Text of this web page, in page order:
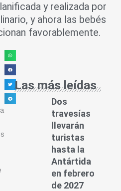
y realizada por
y ahora las bebés
favorablemente.
Las más leídas
Dos
travesías
llevarán
turistas
hasta la
Antártida
en febrero
de 2027